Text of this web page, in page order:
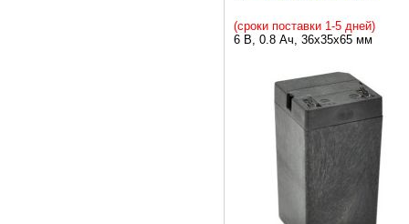
(сроки поставки 1-5 дней)
6 В, 0.8 Ач, 36x35x65 мм